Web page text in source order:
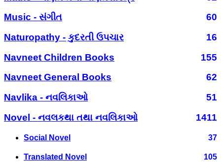
Music - સંગીત
60
Naturopathy - કુદરતી ઉપચાર
16
Navneet Children Books
155
Navneet General Books
62
Navlika - નવલિકાઓ
51
Novel - નવલકથા તથા નવલિકાઓ
1411
Social Novel 37
Translated Novel 105